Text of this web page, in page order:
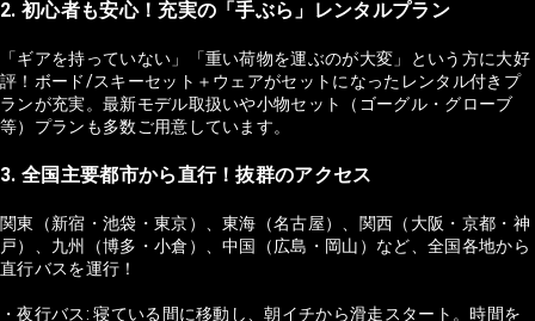
2. 初心者も安心！充実の「手ぶら」レンタルプラン
「ギアを持っていない」「重い荷物を運ぶのが大変」という方に大好
評！ボード/スキーセット＋ウェアがセットになったレンタル付きプ
ランが充実。最新モデル取扱いや小物セット（ゴーグル・グローブ
等）プランも多数ご用意しています。
3. 全国主要都市から直行！抜群のアクセス
関東（新宿・池袋・東京）、東海（名古屋）、関西（大阪・京都・神
戸）、九州（博多・小倉）、中国（広島・岡山）など、全国各地から
直行バスを運行！
・夜行バス: 寝ている間に移動し、朝イチから滑走スタート。時間を